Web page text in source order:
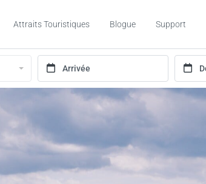
Attraits Touristiques Blogue Support